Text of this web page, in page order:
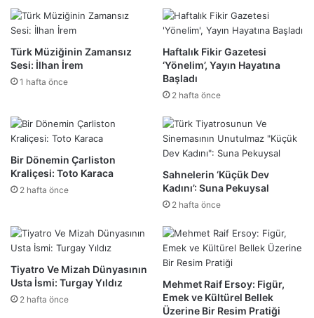
Türk Müziğinin Zamansız
Sesi: İlhan İrem
1 hafta önce
Haftalık Fikir Gazetesi
‘Yönelim’, Yayın Hayatına
Başladı
2 hafta önce
Bir Dönemin Çarliston
Kraliçesi: Toto Karaca
2 hafta önce
Sahnelerin ‘Küçük Dev
Kadını’: Suna Pekuysal
2 hafta önce
Tiyatro Ve Mizah Dünyasının
Usta İsmi: Turgay Yıldız
2 hafta önce
Mehmet Raif Ersoy: Figür,
Emek ve Kültürel Bellek
Üzerine Bir Resim Pratiği